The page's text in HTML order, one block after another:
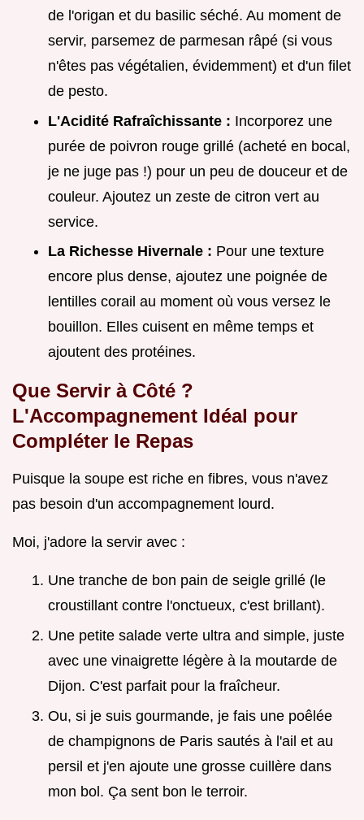
de l'origan et du basilic séché. Au moment de
servir, parsemez de parmesan râpé (si vous
n'êtes pas végétalien, évidemment) et d'un filet
de pesto.
L'Acidité Rafraîchissante : Incorporez une
purée de poivron rouge grillé (acheté en bocal,
je ne juge pas !) pour un peu de douceur et de
couleur. Ajoutez un zeste de citron vert au
service.
La Richesse Hivernale : Pour une texture
encore plus dense, ajoutez une poignée de
lentilles corail au moment où vous versez le
bouillon. Elles cuisent en même temps et
ajoutent des protéines.
Que Servir à Côté ?
L'Accompagnement Idéal pour
Compléter le Repas
Puisque la soupe est riche en fibres, vous n'avez
pas besoin d'un accompagnement lourd.
Moi, j'adore la servir avec :
Une tranche de bon pain de seigle grillé (le
croustillant contre l'onctueux, c'est brillant).
Une petite salade verte ultra and simple, juste
avec une vinaigrette légère à la moutarde de
Dijon. C'est parfait pour la fraîcheur.
Ou, si je suis gourmande, je fais une poêlée
de champignons de Paris sautés à l'ail et au
persil et j'en ajoute une grosse cuillère dans
mon bol. Ça sent bon le terroir.